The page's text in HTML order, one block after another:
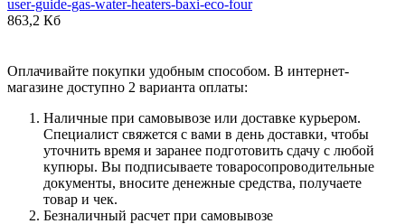
user-guide-gas-water-heaters-baxi-eco-four
863,2 Кб
Оплачивайте покупки удобным способом. В интернет-
магазине доступно 2 варианта оплаты:
Наличные при самовывозе или доставке курьером.
Специалист свяжется с вами в день доставки, чтобы
уточнить время и заранее подготовить сдачу с любой
купюры. Вы подписываете товаросопроводительные
документы, вносите денежные средства, получаете
товар и чек.
Безналичный расчет при самовывозе